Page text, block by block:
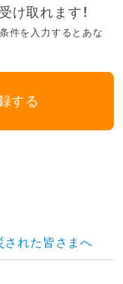
け取れます！
件を入力するとあな
する
された皆さまへ